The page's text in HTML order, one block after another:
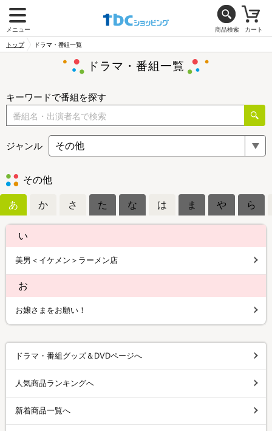
メニュー 商品検索 カート
トップ ドラマ・番組一覧
ドラマ・番組一覧
キーワードで番組を探す
ジャンル
その他
あ か さ た な は ま や ら
い
美男＜イケメン＞ラーメン店
お
お嬢さまをお願い！
ドラマ・番組グッズ＆DVDページへ
人気商品ランキングへ
新着商品一覧へ